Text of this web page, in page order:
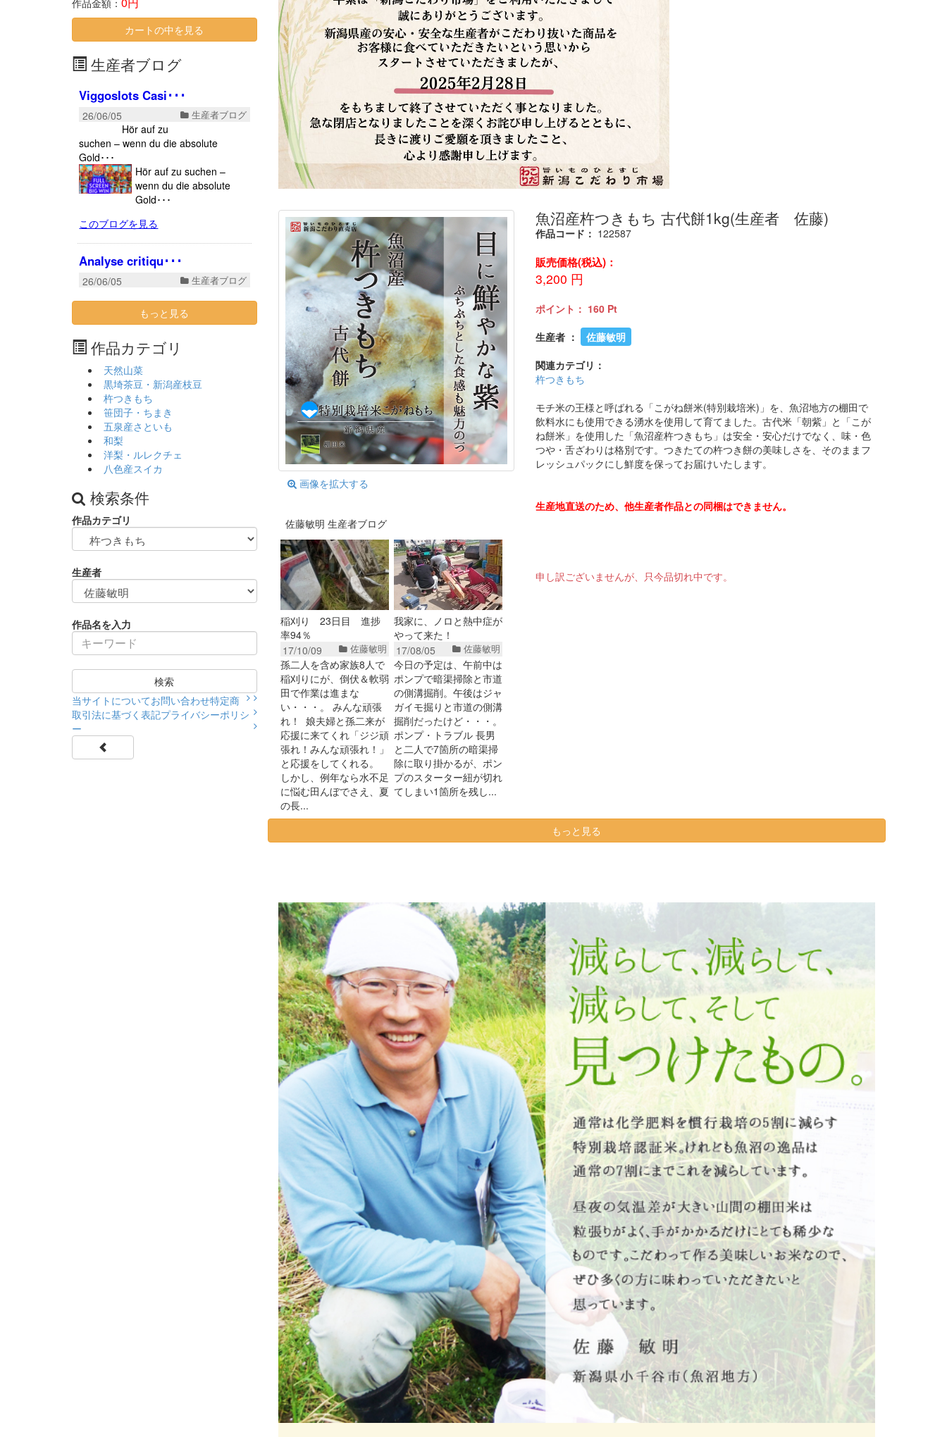
画像を拡大する
魚沼産杵つきもち 古代餅1kg(生産者 佐藤)
作品コード： 122587
販売価格(税込)：
3,200 円
ポイント： 160 Pt
生産者 ：
佐藤敏明
関連カテゴリ：
杵つきもち
モチ米の王様と呼ばれる「こがね餅米(特別栽培米)」を、魚沼地方の棚田で
飲料水にも使用できる湧水を使用して育てました。古代米「朝紫」と「こが
ね餅米」を使用した「魚沼産杵つきもち」は安全・安心だけでなく、味・色
つや・舌ざわりは格別です。つきたての杵つき餅の美味しさを、そのままフ
レッシュパックにし鮮度を保ってお届けいたします。
生産地直送のため、他生産者作品との同梱はできません。
申し訳ございませんが、只今品切れ中です。
佐藤敏明 生産者ブログ
稲刈り 23日目 進捗
率94％
17/10/09
佐藤敏明
孫二人を含め家族8人で
稲刈りにが、倒伏＆軟弱
田で作業は進まな
い・・・。 みんな頑張
れ！ 娘夫婦と孫二来が
応援に来てくれ「ジジ頑
張れ！みんな頑張れ！」
と応援をしてくれる。
しかし、例年なら水不足
に悩む田んぼでさえ、夏
の長...
我家に、ノロと熱中症が
やって来た！
17/08/05
佐藤敏明
今日の予定は、午前中は
ポンプで暗渠掃除と市道
の側溝掘削。午後はジャ
ガイモ掘りと市道の側溝
掘削だったけど・・・。
ポンプ・トラブル 長男
と二人で7箇所の暗渠掃
除に取り掛かるが、ポン
プのスターター紐が切れ
てしまい1箇所を残し...
もっと見る
カートの中を見る
生産者ブログ
もっと見る
作品カテゴリ
天然山菜
黒埼茶豆・新潟産枝豆
杵つきもち
笹団子・ちまき
五泉産さといも
和梨
洋梨・ルレクチェ
八色産スイカ
検索条件
作品カテゴリ
生産者
作品名を入力
検索
当サイトについてお問い合わせ特定商
取引法に基づく表記プライバシーポリシ
ー